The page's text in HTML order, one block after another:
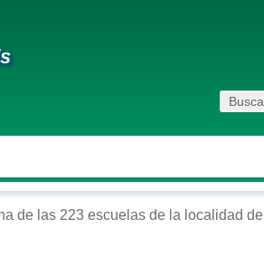
de las 223 escuelas de la localidad de